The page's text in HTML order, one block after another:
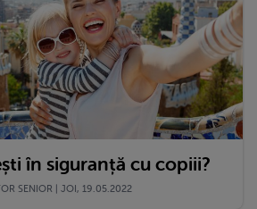
în siguranță cu copiii?
SENIOR | JOI, 19.05.2022